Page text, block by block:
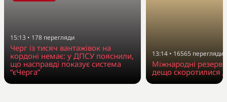
15:13 • 178 перегляди
Черг із тисяч вантажівок на
кордоні немає: у ДПСУ пояснили,
що насправді показує система
“єЧерга”
13:14 • 16565 перегляди
Міжнародні
дещо скоротилися